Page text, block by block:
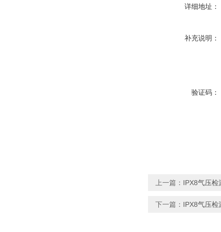
详细地址：
补充说明：
验证码：
上一篇： IPX8气压
下一篇： IPX8气压检